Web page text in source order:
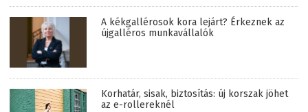
A kékgallérosok kora lejárt? Érkeznek az
újgalléros munkavállalók
Korhatár, sisak, biztosítás: új korszak jöhet
az e-rollereknél